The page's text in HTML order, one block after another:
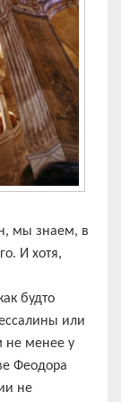
мы знаем, в
И хотя,
будто
или
не менее у
Феодора
не